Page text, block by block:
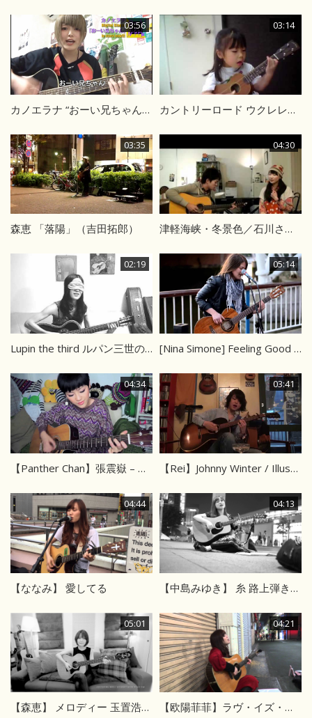
03:56
カノエラナ “おーい兄ちゃん” 後輩に偉そうに人生語ってんじゃねーよ！
03:14
カントリーロード ウクレレ弾き語り
03:35
森恵 「落陽」（吉田拓郎）
04:30
津軽海峡・冬景色／石川さゆり（Cover）
02:19
Lupin the third ルパン三世のテーマ
05:14
[Nina Simone] Feeling Good カバー
04:34
【Panther Chan】張震嶽 – 思念是一種病 cover
03:41
【Rei】Johnny Winter / Illustrated woman カバー
04:44
【ななみ】 愛してる
04:13
【中島みゆき】 糸 路上弾き語り
05:01
【森恵】 メロディー 玉置浩二 カバー
04:21
【欧陽菲菲】ラヴ・イズ・オーヴァー 高円寺路上ライヴ